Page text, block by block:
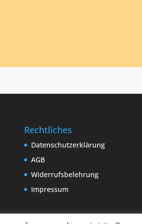
Rechtliches
Datenschutzerklärung
AGB
Widerrufsbelehrung
Impressum